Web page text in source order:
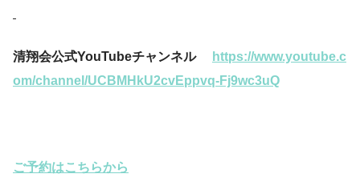
清翔会公式YouTubeチャンネル
https://www.youtube.c
om/channel/UCBMHkU2cvEppvq-Fj9wc3uQ
ご予約はこちらから